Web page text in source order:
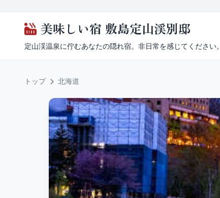
美味しい宿 敷島定山渓別邸
定山渓温泉に佇むあなたの隠れ宿。非日常を感じてください。
トップ 北海道